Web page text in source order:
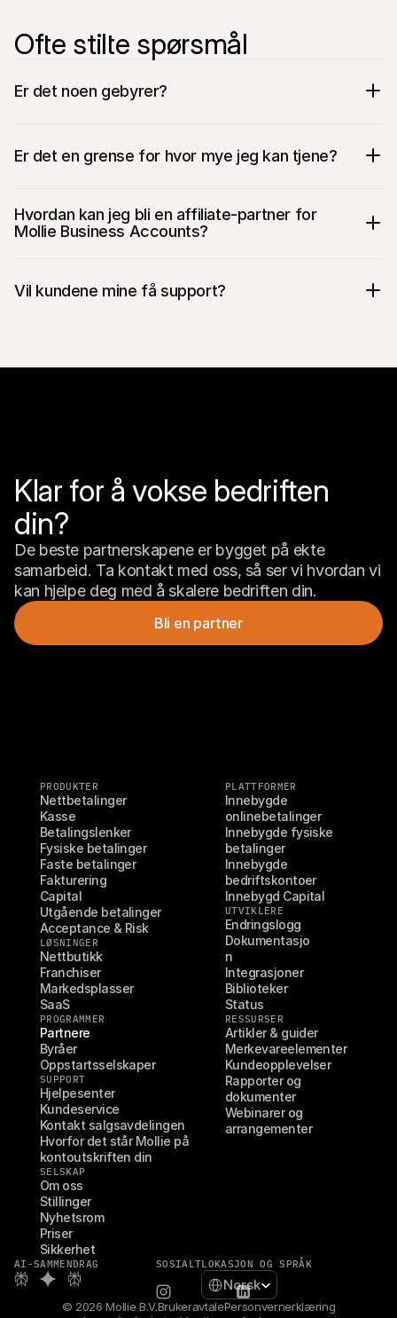
Ofte stilte spørsmål
Er det noen gebyrer?
Er det en grense for hvor mye jeg kan tjene?
Hvordan kan jeg bli en affiliate-partner for
Mollie Business Accounts?
Vil kundene mine få support?
Klar for å vokse bedriften
din?
De beste partnerskapene er bygget på ekte
samarbeid. Ta kontakt med oss, så ser vi hvordan vi
kan hjelpe deg med å skalere bedriften din.
Bli en partner
PRODUKTER
Nettbetalinger
Kasse
Betalingslenker
Fysiske betalinger
Faste betalinger
Fakturering
Capital
Utgående betalinger
Acceptance & Risk
LØSNINGER
Nettbutikk
Franchiser
Markedsplasser
SaaS
PROGRAMMER
Partnere
Byråer
Oppstartsselskaper
SUPPORT
Hjelpesenter
Kundeservice
Kontakt salgsavdelingen
Hvorfor det står Mollie på
kontoutskriften din
SELSKAP
Om oss
Stillinger
Nyhetsrom
Priser
Sikkerhet
PLATTFORMER
Innebygde
onlinebetalinger
Innebygde fysiske
betalinger
Innebygde
bedriftskontoer
Innebygd Capital
UTVIKLERE
Endringslogg
Dokumentasjo
n
Integrasjoner
Biblioteker
Status
RESSURSER
Artikler & guider
Merkevareelementer
Kundeopplevelser
Rapporter og
dokumenter
Webinarer og
arrangementer
AI-SAMMENDRAG SOSIALTLOKASJON OG SPRÅK
Select Language
Norsk
© 2026 Mollie B.V.BrukeravtalePersonvernerklæring